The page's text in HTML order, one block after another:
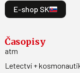
E-shop SK
Časopisy
atm
Letectví +